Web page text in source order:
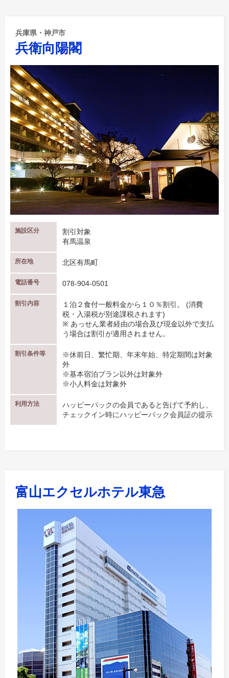
兵庫県・神戸市
兵衛向陽閣
施設区分
割引対象
有馬温泉
所在地 北区有馬町
電話番号 078-904-0501
割引内容
１泊２食付一般料金から１０％割引。 (消費
税・入湯税が別途課税されます)
※ あっせん業者経由の場合及び現金以外で支払
う場合は割引が適用されません。
割引条件等
※休前日、繁忙期、年末年始、特定期間は対象
外
※基本宿泊プラン以外は対象外
※小人料金は対象外
利用方法
ハッピーパックの会員であると告げて予約し、
チェックイン時にハッピーパック会員証の提示
富山エクセルホテル東急